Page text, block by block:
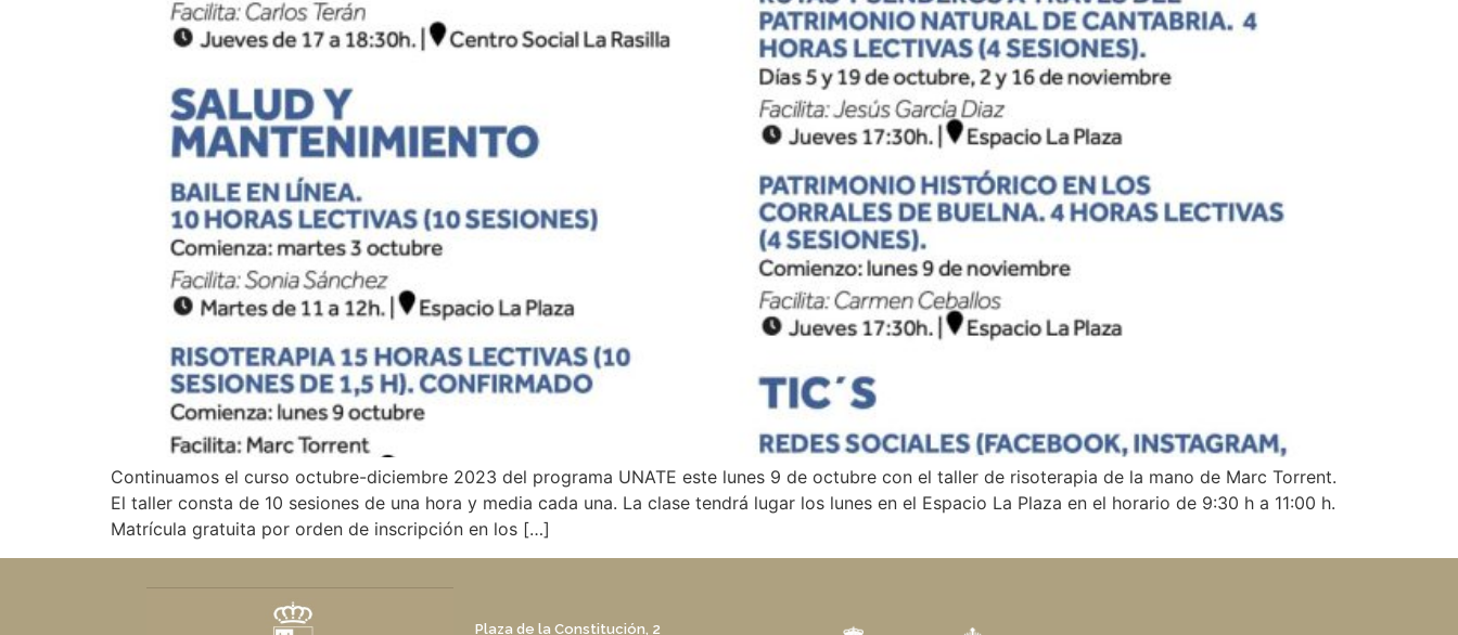
Continuamos el curso octubre-diciembre 2023 del programa UNATE este lunes 9 de octubre con el taller de risoterapia de la mano de Marc Torrent.
El taller consta de 10 sesiones de una hora y media cada una. La clase tendrá lugar los lunes en el Espacio La Plaza en el horario de 9:30 h a 11:00 h.
Matrícula gratuita por orden de inscripción en los […]
Plaza de la Constitución, 2